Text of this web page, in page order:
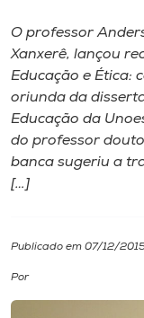
A
Unoesc
I.nova
Cultura
O professor
Xanxerê, lançou
Educação e Ética:
oriunda da
Educação da
do professor
banca sugeriu a
[…]
Publicado em 07/12/
Por